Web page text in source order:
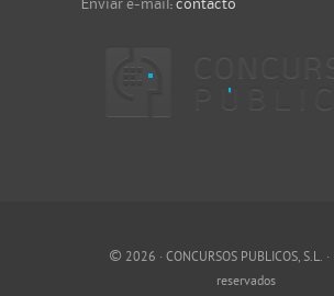
Enviar e-mail: contacto
© 2026 · CONCURSOS PUBLICOS, S.L.
reservados